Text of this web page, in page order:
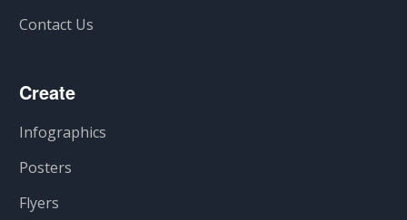
Contact Us
Create
Infographics
Posters
Flyers